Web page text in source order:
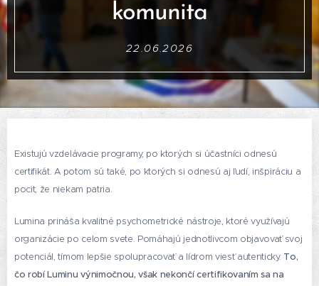
komunita
22.06.2026
Existujú vzdelávacie programy, po ktorých si účastníci odnesú
certifikát. A potom sú také, po ktorých si odnesú aj ľudí, inšpiráciu a
pocit, že niekam patria.
Lumina prináša kvalitné psychometrické nástroje, ktoré využívajú
organizácie po celom svete. Pomáhajú jednotlivcom objavovať svoj
potenciál, tímom lepšie spolupracovať a lídrom viesť autenticky. To,
čo robí Luminu výnimočnou, však nekončí certifikovaním sa na